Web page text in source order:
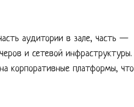
аудитории в зале, часть —
и сетевой инфраструктуры.
корпоративные платформы, что